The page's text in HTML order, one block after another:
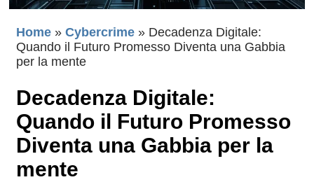
Home » Cybercrime » Decadenza Digitale:
Quando il Futuro Promesso Diventa una Gabbia
per la mente
Decadenza Digitale:
Quando il Futuro Promesso
Diventa una Gabbia per la
mente